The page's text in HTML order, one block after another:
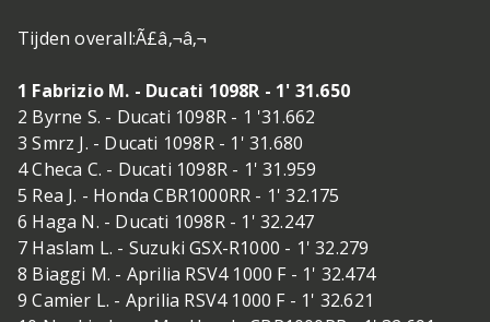
Tijden overall:Ã£â‚¬â‚¬
1 Fabrizio M. - Ducati 1098R - 1' 31.650
2 Byrne S. - Ducati 1098R - 1 '31.662
3 Smrz J. - Ducati 1098R - 1' 31.680
4 Checa C. - Ducati 1098R - 1' 31.959
5 Rea J. - Honda CBR1000RR - 1' 32.175
6 Haga N. - Ducati 1098R - 1' 32.247
7 Haslam L. - Suzuki GSX-R1000 - 1' 32.279
8 Biaggi M. - Aprilia RSV4 1000 F - 1' 32.474
9 Camier L. - Aprilia RSV4 1000 F - 1' 32.621